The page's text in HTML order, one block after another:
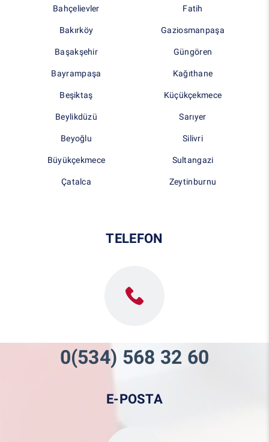
Bahçelievler Fatih
Bakırköy Gaziosmanpaşa
Başakşehir Güngören
Bayrampaşa Kağıthane
Beşiktaş Küçükçekmece
Beylikdüzü Sarıyer
Beyoğlu Silivri
Büyükçekmece Sultangazi
Çatalca Zeytinburnu
TELEFON
0(534) 568 32 60
E-POSTA